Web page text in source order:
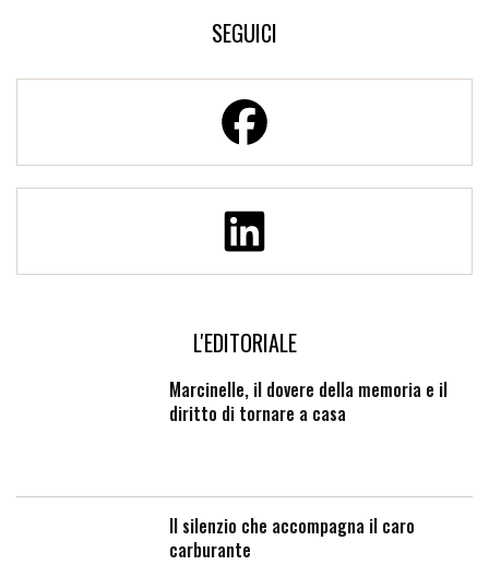
SEGUICI
L'EDITORIALE
Marcinelle, il dovere della memoria e il
diritto di tornare a casa
Il silenzio che accompagna il caro
carburante